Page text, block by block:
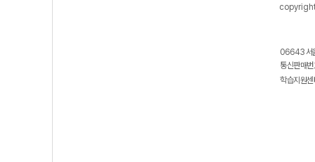
06643 서
통신판매
학습지원